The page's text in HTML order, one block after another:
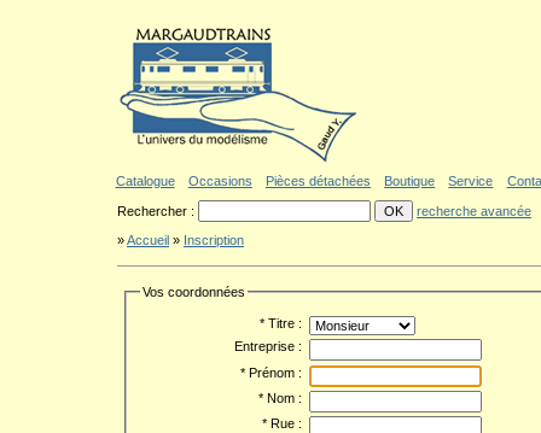
Catalogue Occasions Pièces détachées Boutique Service
Rechercher :
recherche avancée
»Accueil » Inscription
Vos coordonnées
* Titre :
Entreprise :
* Prénom :
* Nom :
* Rue :